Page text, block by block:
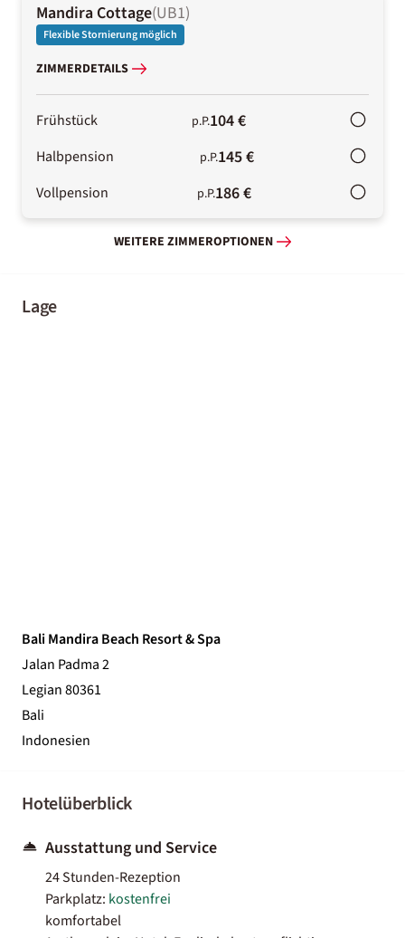
Mandira Cottage(UB1)
Flexible Stornierung möglich
ZIMMERDETAILS
Frühstück p.P.104 €
Halbpension p.P.145 €
Vollpension p.P.186 €
WEITERE ZIMMEROPTIONEN
Lage
Bali Mandira Beach Resort & Spa
Jalan Padma 2
Legian 80361
Bali
Indonesien
Hotelüberblick
Ausstattung und Service
24 Stunden-Rezeption
Parkplatz: kostenfrei
komfortabel